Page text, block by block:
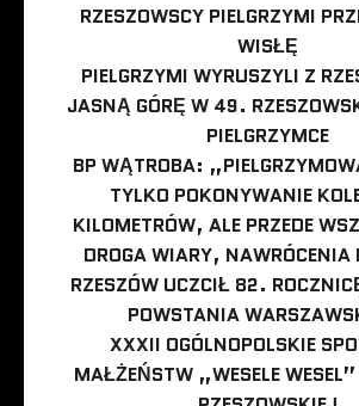
RZESZOWSCY PIELGRZYMI
WISŁĘ
PIELGRZYMI WYRUSZYLI Z
JASNĄ GÓRĘ W 49.
PIELGRZYMCE
BP WĄTROBA:
TYLKO POKONYWANIE
KILOMETRÓW, ALE PRZEDE
DROGA WIARY,
RZESZÓW UCZCIŁ 82.
POWSTANIA
XXXII OGÓLNOPOLSKIE
MAŁŻEŃSTW „WESELE